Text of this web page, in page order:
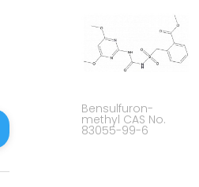
Bensulfuron-
methyl CAS No.
83055-99-6